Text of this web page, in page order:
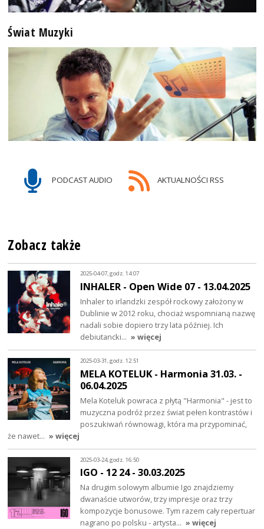
Świat Muzyki
PODCAST AUDIO AKTUALNOŚCI RSS
Zobacz także
2025-04-07, godz. 14:07
INHALER - Open Wide 07 - 13.04.2025
Inhaler to irlandzki zespół rockowy założony w
Dublinie w 2012 roku, chociaż wspomnianą nazwę
nadali sobie dopiero trzy lata później. Ich
debiutancki… » więcej
2025-03-31, godz. 12:51
MELA KOTELUK - Harmonia 31.03. -
06.04.2025
Mela Koteluk powraca z płytą "Harmonia" - jest to
muzyczna podróż przez świat pełen kontrastów i
poszukiwań równowagi, która ma przypominać,
że nawet… » więcej
2025-03-24, godz. 16:50
IGO - 12 24 - 30.03.2025
Na drugim solowym albumie Igo znajdziemy
dwanaście utworów, trzy impresje oraz trzy
kompozycje bonusowe. Tym razem cały repertuar
nagrano po polsku - artysta… » więcej